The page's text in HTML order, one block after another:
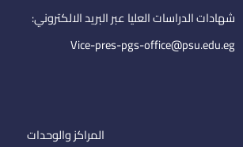
i
l
شهادات الدراسات العليا عبر البريد الالكتروني:
Vice-pres-pgs-office@psu.edu.eg
المراكز والوحدات